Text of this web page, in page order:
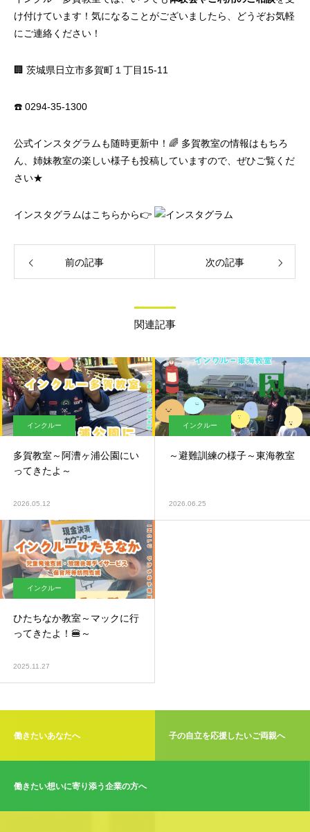
け付けています！気になることがございましたら、どうぞお気軽
にご連絡ください！
🏢 茨城県日立市多賀町１丁目15‐11
☎️ 0294‐35‐1300
公式インスタグラムも随時更新中！🌈 多賀教室の情報はもちろ
ん、姉妹教室の楽しい様子も投稿していますので、ぜひご覧くだ
さい★
インスタグラムはこちらから👉
前の記事 次の記事
関連記事
インクルー
多賀教室～阿漕ヶ浦公園にい
ってきたよ～
2026.05.12
インクルー
～避難訓練の様子～東海教室
2026.06.25
インクルー
ひたちなか教室～マックに行
ってきたよ！🍔～
2025.11.27
働きたいあなたへ 子の自立を応援したいご両親へ
働きたい想いに寄り添う企業の方へ